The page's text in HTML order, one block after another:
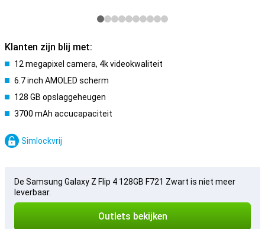
Klanten zijn blij met:
12 megapixel camera, 4k videokwaliteit
6.7 inch AMOLED scherm
128 GB opslaggeheugen
3700 mAh accucapaciteit
Simlockvrij
De Samsung Galaxy Z Flip 4 128GB F721 Zwart is niet meer
leverbaar.
Outlets bekijken